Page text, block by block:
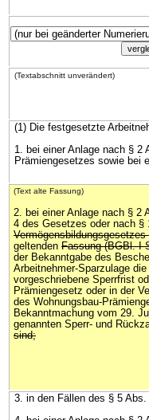
(Textabschnitt unverändert)
(1) Die festgesetzte
1. bei einer Anlage nach § 2
Prämiengesetzes sowie bei
(Text alte Fassung)
2. bei einer Anlage nach § 2
4 des Gesetzes oder nach §
Vermögensbildungsgesetzes
geltenden Fassung (BGBl. I
der Bekanntgabe des
Arbeitnehmer-Sparzulage
vorgeschriebene Sperrfrist
Prämiengesetz oder in der
des Wohnungsbau-
Bekanntmachung vom 29.
genannten Sperr- und
sind;
3. in den Fällen des § 5 Abs.